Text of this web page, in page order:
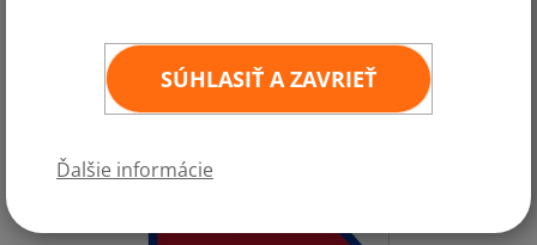
SÚHLASIŤ A ZAVRIEŤ
Ďalšie informácie